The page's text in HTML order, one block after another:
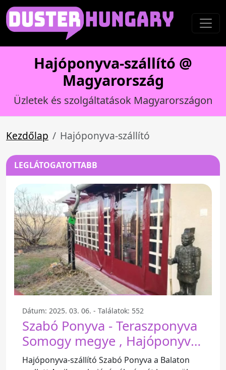
Hajóponyva-szállító @
Magyarország
Üzletek és szolgáltatások Magyarországon
Kezdőlap Hajóponyva-szállító
LEGLÁTOGATOTTABB
Dátum: 2025. 03. 06. - Találatok: 552
Szabó Ponyva - Teraszponyva
Somogy megye , Hajóponyva
Somogy megye - Balatonlelle
Hajóponyva-szállító Szabó Ponyva a Balaton